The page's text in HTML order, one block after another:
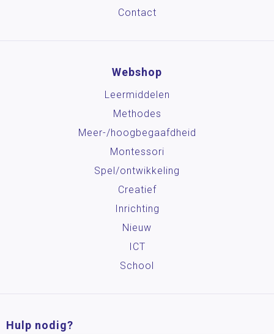
Contact
Webshop
Leermiddelen
Methodes
Meer-/hoog­begaafdheid
Montessori
Spel/ontwikkeling
Creatief
Inrichting
Nieuw
ICT
School
Hulp nodig?